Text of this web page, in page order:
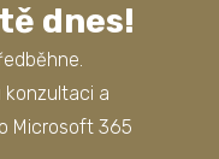
dnes!
a
Microsoft 365